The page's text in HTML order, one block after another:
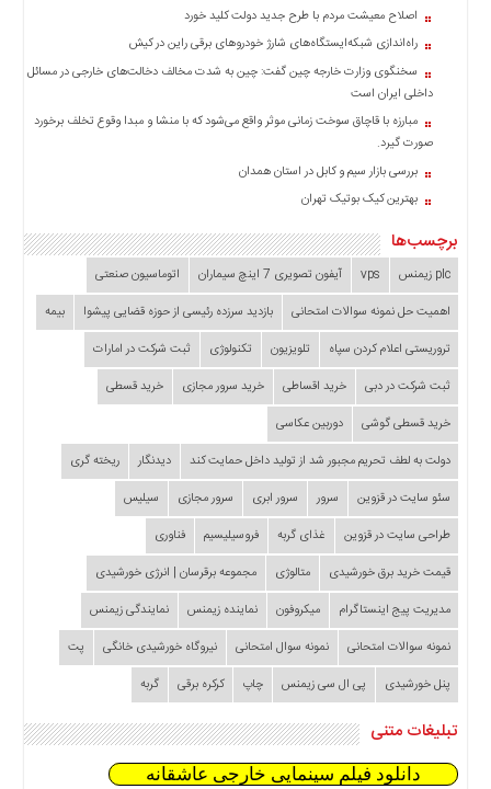
اصلاح معیشت مردم با طرح جدید دولت کلید خورد
راه‌اندازی شبکه‌ایستگاه‌های شارژ خودروهای برقی راین در کیش
سخنگوی وزارت خارجه چین گفت: چین به شدت مخالف دخالت‌های خارجی در مسائل
داخلی ایران است
مبارزه با قاچاق سوخت زمانی موثر واقع می‌شود که با منشا و مبدا وقوع تخلف برخورد
صورت گیرد.
بررسی بازار سیم و کابل در استان همدان
بهترین کیک بوتیک تهران
برچسب‌ها
plc زیمنس vps آیفون تصویری 7 اینچ سیماران
اتوماسیون صنعتی
اهمیت حل نمونه سوالات امتحانی
بازدید سرزده‌ رئیسی از حوزه قضایی ‌پیشوا
بیمه
تروریستی اعلام کردن سپاه
تلویزیون تکنولوژی
ثبت شرکت در امارات
ثبت شرکت در دبی
خرید اقساطی خرید سرور مجازی
خرید قسطی
خرید قسطی گوشی
دوربین عکاسی
دولت به لطف تحریم مجبور شد از تولید داخل حمایت کند
دیدنگار
ریخته گری
سئو سایت در قزوین
سرور سرور ابری سرور مجازی
سیلیس
طراحی سایت در قزوین
غذای گربه فروسیلیسیم
فناوری
قیمت خرید برق خورشیدی
متالوژی
مجموعه برقرسان | انرژی خورشیدی
مدیریت پیج اینستاگرام
میکروفون نماینده زیمنس
نمایندگی زیمنس
نمونه سوالات امتحانی
نمونه سوال امتحانی نیروگاه خورشیدی خانگی
پت
پنل خورشیدی
پی ال سی زیمنس چاپ کرکره برقی گربه
تبلیغات متنی
دانلود فیلم سینمایی خارجی عاشقانه